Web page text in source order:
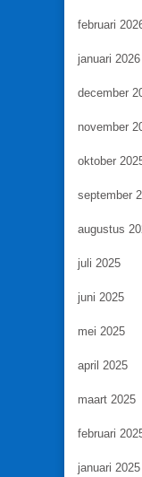
februari
januari 2026
december
november
oktober
september
augustus
juli 2025
juni 2025
mei 2025
april 2025
maart 2025
februari
januari 2025